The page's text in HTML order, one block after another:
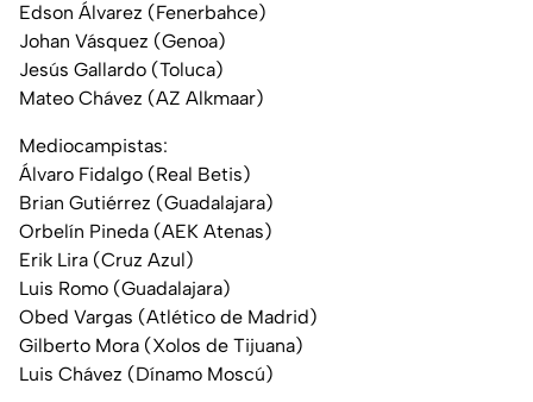
Edson Álvarez (Fenerbahce)
Johan Vásquez (Genoa)
Jesús Gallardo (Toluca)
Mateo Chávez (AZ Alkmaar)
Mediocampistas:
Álvaro Fidalgo (Real Betis)
Brian Gutiérrez (Guadalajara)
Orbelín Pineda (AEK Atenas)
Erik Lira (Cruz Azul)
Luis Romo (Guadalajara)
Obed Vargas (Atlético de Madrid)
Gilberto Mora (Xolos de Tijuana)
Luis Chávez (Dínamo Moscú)